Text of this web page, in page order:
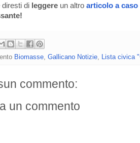
diresti di leggere un altro articolo a caso
Biomasse Gallicano Notizie Lista civica
commento:
un commento